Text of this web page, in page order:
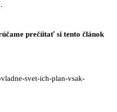
prečíítať si tento článok
svet-ich-plan-vsak-